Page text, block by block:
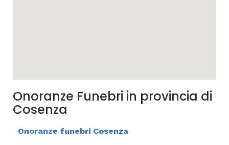
Onoranze Funebri in provincia di
Cosenza
Onoranze funebri Cosenza